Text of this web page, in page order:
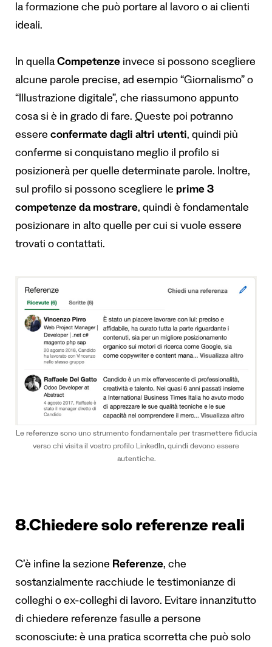
la formazione che può portare al lavoro o ai clienti
ideali.
In quella Competenze invece si possono scegliere
alcune parole precise, ad esempio “Giornalismo” o
“Illustrazione digitale”, che riassumono appunto
cosa si è in grado di fare. Queste poi potranno
essere confermate dagli altri utenti, quindi più
conferme si conquistano meglio il profilo si
posizionerà per quelle determinate parole. Inoltre,
sul profilo si possono scegliere le prime 3
competenze da mostrare, quindi è fondamentale
posizionare in alto quelle per cui si vuole essere
trovati o contattati.
Le referenze sono uno strumento fondamentale per trasmettere fiducia
verso chi visita il vostro profilo LinkedIn, quindi devono essere
autentiche.
8.Chiedere solo referenze reali
C’è infine la sezione Referenze, che
sostanzialmente racchiude le testimonianze di
colleghi o ex-colleghi di lavoro. Evitare innanzitutto
di chiedere referenze fasulle a persone
sconosciute: è una pratica scorretta che può solo